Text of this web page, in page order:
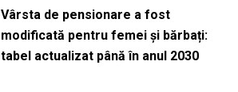
Vârsta de pensionare a fost
modificată pentru femei și bărbați:
tabel actualizat până în anul 2030